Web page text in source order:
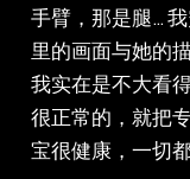
手臂，那是腿…
里的画面与她的
我实在是不大看
很正常的，就把
宝很健康，一切